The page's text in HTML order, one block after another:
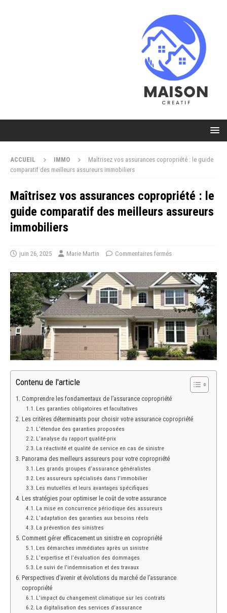
ACCUEIL IMMO
Maîtrisez vos assurances copropriété : le guide
comparatif des meilleurs assureurs immobiliers
Maîtrisez vos assurances copropriété : le
guide comparatif des meilleurs assureurs
immobiliers
juin 26, 2025 Marie Martin Commentaires fermés
Contenu de l'article
Comprendre les fondamentaux de l’assurance copropriété
Les garanties obligatoires et facultatives
Les critères déterminants pour choisir votre assurance copropriété
L’étendue des garanties proposées
L’analyse du rapport qualité-prix
La réactivité et qualité de service en cas de sinistre
Panorama des meilleurs assureurs pour votre copropriété
Les grands groupes d’assurance généralistes
Les assureurs spécialisés dans l’immobilier
Les mutuelles et leurs avantages spécifiques
Les stratégies pour optimiser le coût de votre assurance
La mise en concurrence périodique des assureurs
L’adaptation des garanties aux besoins réels
La prévention des sinistres
Comment gérer efficacement un sinistre en copropriété
Les démarches immédiates après un sinistre
L’expertise et l’évaluation des dommages
Le suivi de l’indemnisation et des travaux
Perspectives d’avenir et évolutions du marché de l’assurance
copropriété
L’impact du changement climatique sur les contrats
La digitalisation des services d’assurance